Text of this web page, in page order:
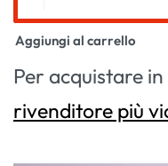
Aggiungi al carrello
Per acquistare
rivenditore più